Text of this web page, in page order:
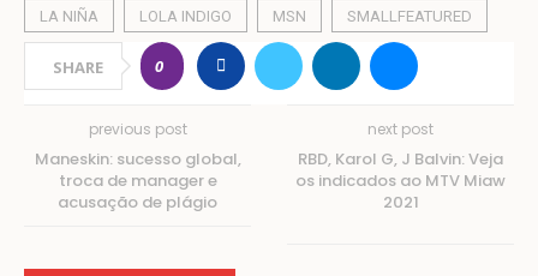
LA NIÑA LOLA INDIGO MSN SMALLFEATURED
SHARE 0
previous post
Maneskin: sucesso global,
troca de manager e
acusação de plágio
next post
RBD, Karol G, J Balvin: Veja
os indicados ao MTV Miaw
2021